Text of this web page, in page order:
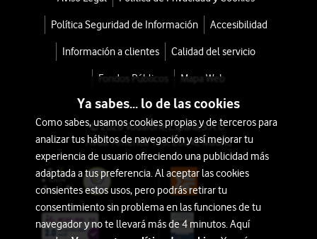
Política Seguridad de Información Accesibilidad
Información a clientes Calidad del servicio
Fondos Públicos Mapa Web
© 2026 Vodafone España S.A.U.
Avda. América 115, 28042 Madrid
Ya sabes... lo de las cookies
Como sabes, usamos cookies propias y de terceros para
analizar tus hábitos de navegación y así mejorar tu
experiencia de usuario ofreciendo una publicidad más
adaptada a tus preferencia. Al aceptar las cookies
consientes estos usos, pero podrás retirar tu
consentimiento sin problema en las funciones de tu
navegador y no te llevará más de 4 minutos. Aquí